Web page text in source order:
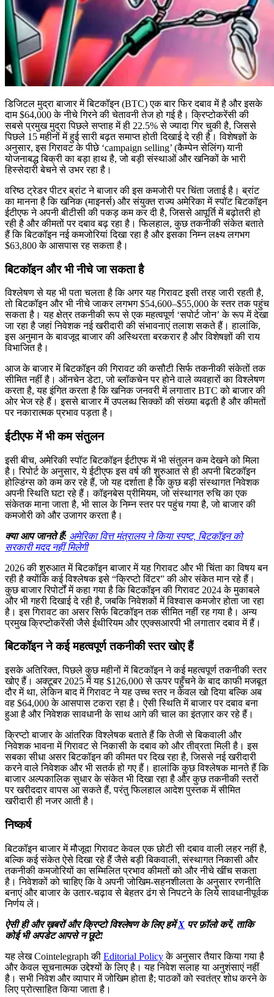
डिजिटल मुद्रा बाजार में बिटकॉइन (BTC) एक बार फिर दबाव में है और इसके
दाम $64,000 के नीचे गिरने की चेतावनी तेज हो गई है। क्रिप्टोकरेंसी की
सबसे प्रमुख मुद्रा पिछले सप्ताह में ही 22.5% से ज्यादा गिर चुकी है, जिससे
पिछले 15 महीनों में हुई सारी बढ़त समाप्त होती दिखाई दे रही है। विशेषज्ञों के
अनुसार, इस गिरावट के पीछे ‘campaign selling’ (कैम्पेन सेलिंग) यानी
योजनाबद्ध बिक्री का बड़ा हाथ है, जो बड़ी संस्थाओं और खनिकों के भारी
हिस्सेदारी बेचने से उभर रहा है।
वरिष्ठ ट्रेडर पीटर ब्रांट ने बाजार की इस कमजोरी पर चिंता जताई है। ब्रांट
का मानना है कि खनिक (माइनर्स) और संयुक्त राज्य अमेरिका में स्पॉट बिटकॉइन
ईटीएफ ने अपनी बीटीसी की पकड़ कम कर दी है, जिससे आपूर्ति में बढ़ोतरी हो
रही है और कीमतों पर दबाव बढ़ रहा है। फिलहाल, कुछ तकनीकी संकेत बताते
हैं कि बिटकॉइन नई कमजोरियां दिखा रहा है और इसका निम्न लक्ष्य लगभग
$63,800 के आसपास रह सकता है।
बिटकॉइन और भी नीचे जा सकता है
विश्लेषण से यह भी पता चलता है कि अगर यह गिरावट इसी तरह जारी रहती है,
तो बिटकॉइन और भी नीचे जाकर लगभग $54,600–$55,000 के स्तर तक पहुंच
सकता है। यह क्षेत्र तकनीकी रूप से एक महत्वपूर्ण ‘सपोर्ट जोन’ के रूप में देखा
जा रहा है जहां निवेशक नई खरीदारी की संभावनाएं तलाश सकते हैं। हालांकि,
इस अनुमान के बावजूद बाजार की अस्थिरता बरकरार है और विशेषज्ञों की राय
विभाजित है।
आज के बाजार में बिटकॉइन की गिरावट की कसौटी सिर्फ तकनीकी संकेतों तक
सीमित नहीं है। ऑनचेन डेटा, जो ब्लॉकचेन पर होने वाले व्यवहारों का विश्लेषण
करता है, यह इंगित करता है कि खनिक जनवरी में लगातार BTC को बाजार की
ओर भेज रहे हैं। इससे बाजार में उपलब्ध सिक्कों की संख्या बढ़ती है और कीमतों
पर नकारात्मक प्रभाव पड़ता है।
ईटीएफ में भी कम संतुलन
इसी बीच, अमेरिकी स्पॉट बिटकॉइन ईटीएफ में भी संतुलन कम देखने को मिला
है। रिपोर्ट के अनुसार, ये ईटीएफ इस वर्ष की शुरुआत से ही अपनी बिटकॉइन
होल्डिंग्स को कम कर रहे हैं, जो यह दर्शाता है कि कुछ बड़ी संस्थागत निवेशक
अपनी स्थिति घटा रहे हैं। कॉइनबेस प्रीमियम, जो संस्थागत रुचि का एक
संकेतक माना जाता है, भी साल के निम्न स्तर पर पहुंच गया है, जो बाजार की
कमजोरी को और उजागर करता है।
क्या आप जानते हैं: अमेरिका वित्त मंत्रालय ने किया स्पष्ट, बिटकॉइन को
सरकारी मदद नहीं मिलेगी
2026 की शुरुआत में बिटकॉइन बाजार में यह गिरावट और भी चिंता का विषय बन
रही है क्योंकि कई विश्लेषक इसे “क्रिप्टो विंटर” की ओर संकेत मान रहे हैं।
कुछ बाजार रिपोर्टों में कहा गया है कि बिटकॉइन की गिरावट 2024 के मुकाबले
और भी गहरी दिखाई दे रही है, जबकि निवेशकों में विश्वास कमजोर होता जा रहा
है। इस गिरावट का असर सिर्फ बिटकॉइन तक सीमित नहीं रह गया है। अन्य
प्रमुख क्रिप्टोकरेंसी जैसे ईथीरियम और एएक्सआरपी भी लगातार दबाव में हैं।
बिटकॉइन ने कई महत्वपूर्ण तकनीकी स्तर खोए हैं
इसके अतिरिक्त, पिछले कुछ महीनों में बिटकॉइन ने कई महत्वपूर्ण तकनीकी स्तर
खोए हैं। अक्टूबर 2025 में यह $126,000 से ऊपर पहुँचने के बाद काफी मजबूत
दौर में था, लेकिन बाद में गिरावट ने यह उच्च स्तर न केवल खो दिया बल्कि अब
वह $64,000 के आसपास टकरा रहा है। ऐसी स्थिति में बाजार पर दबाव बना
हुआ है और निवेशक सावधानी के साथ आगे की चाल का इंतज़ार कर रहे हैं।
क्रिप्टो बाजार के आंतरिक विश्लेषक बताते हैं कि तेजी से बिकवाली और
निवेशक भावना में गिरावट से निकासी के दबाव को और तीव्रता मिली है। इस
सबका सीधा असर बिटकॉइन की कीमत पर दिख रहा है, जिससे नई खरीदारी
करने वाले निवेशक और भी सतर्क हो गए हैं। हालांकि कुछ विश्लेषक मानते हैं कि
बाजार अल्पकालिक सुधार के संकेत भी दिखा रहा है और कुछ तकनीकी स्तरों
पर खरीददार वापस आ सकते हैं, परंतु फिलहाल आदेश पुस्तक में सीमित
खरीदारी ही नजर आती है।
निष्कर्ष
बिटकॉइन बाजार में मौजूदा गिरावट केवल एक छोटी सी दबाव वाली लहर नहीं है,
बल्कि कई संकेत ऐसे दिखा रहे हैं जैसे बड़ी बिकवाली, संस्थागत निकासी और
तकनीकी कमजोरियों का सम्मिलित प्रभाव कीमतों को और नीचे खींच सकता
है। निवेशकों को चाहिए कि वे अपनी जोखिम-सहनशीलता के अनुसार रणनीति
बनाएं और बाजार के उतार-चढ़ाव से बेहतर ढंग से निपटने के लिये सावधानीपूर्वक
निर्णय लें।
ऐसी ही और ख़बरों और क्रिप्टो विश्लेषण के लिए हमेंX पर फ़ॉलो करें, ताकि
कोई भी अपडेट आपसे न छूटे!
यह लेख Cointelegraph की Editorial Policyके अनुसार तैयार किया गया है
और केवल सूचनात्मक उद्देश्यों के लिए है। यह निवेश सलाह या अनुशंसाएं नहीं
है। सभी निवेश और व्यापार में जोखिम होता है; पाठकों को स्वतंत्र शोध करने के
लिए प्रोत्साहित किया जाता है।